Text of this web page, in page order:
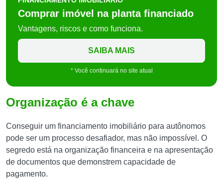
Comprar imóvel na planta financiado
Vantagens, riscos e como funciona.
SAIBA MAIS
* Você continuará no site atual
Organização é a chave
Conseguir um financiamento imobiliário para autônomos
pode ser um processo desafiador, mas não impossível. O
segredo está na organização financeira e na apresentação
de documentos que demonstrem capacidade de
pagamento.